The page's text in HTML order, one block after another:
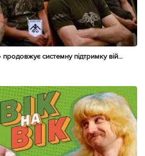
системну підтримку вій...